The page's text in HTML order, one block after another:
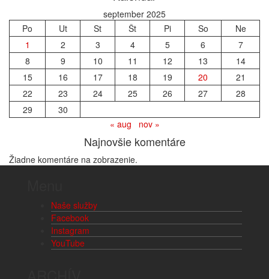
september 2025
Po
Ut St Št Pi So
Ne
1
2 3 4 5 6
7
8
9 10 11 12 13
14
15
16 17 18 19 20
21
22
23 24 25 26 27
28
29
30
« aug
nov »
Najnovšie komentáre
Žiadne komentáre na zobrazenie.
Naše služby
Facebook
Instagram
YouTube